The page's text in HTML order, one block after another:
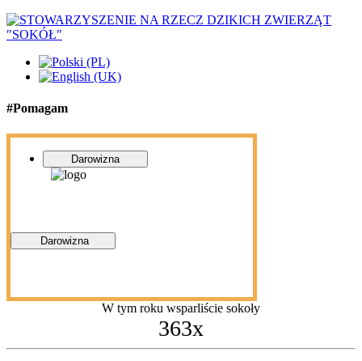
#Pomagam
Darowizna
Darowizna
W tym roku wsparliście sokoły
363x